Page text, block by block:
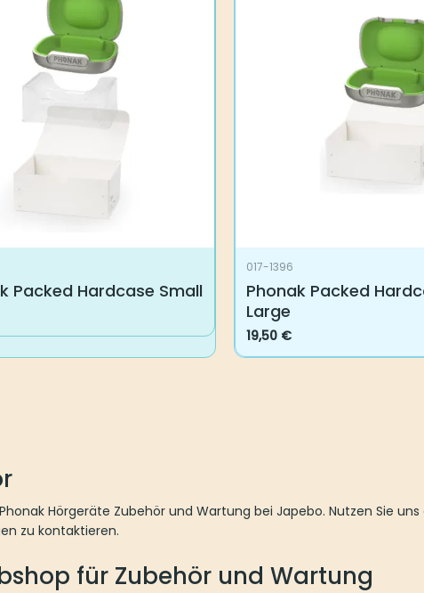
Packed Hardcase Small
017-1396
Phonak Packed
Large
19,50 €
Hörgeräte Zubehör und Wartung bei Japebo. Nutzen Sie
zu kontaktieren.
für Zubehör und Wartung